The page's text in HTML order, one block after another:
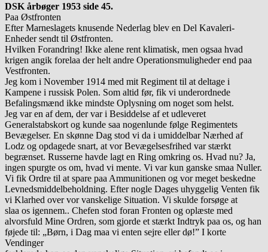
DSK årbøger 1953 side 45.
Paa Østfronten
Efter Marneslagets knusende Nederlag blev en Del Kavaleri-
Enheder sendt til Østfronten.
Hvilken Forandring! Ikke alene rent klimatisk, men ogsaa hvad
krigen angik forelaa der helt andre Operationsmuligheder end paa
Vestfronten.
Jeg kom i November 1914 med mit Regiment til at deltage i
Kampene i russisk Polen. Som altid før, fik vi underordnede
Befalingsmænd ikke mindste Oplysning om noget som helst.
Jeg var en af dem, der var i Besiddelse af et udleveret
Generalstabskort og kunde saa nogenlunde følge Regimentets
Bevægelser. En skønne Dag stod vi da i umiddelbar Nærhed af
Lodz og opdagede snart, at vor Bevægelsesfrihed var stærkt
begrænset. Russerne havde lagt en Ring omkring os. Hvad nu? Ja,
ingen spurgte os om, hvad vi mente. Vi var kun ganske smaa Nuller.
Vi fik Ordre til at spare paa Ammunitionen og vor meget beskedne
Levnedsmiddelbeholdning. Efter nogle Dages uhyggelig Venten fik
vi Klarhed over vor vanskelige Situation. Vi skulde forsøge at
slaa os igennem.. Chefen stod foran Fronten og oplæste med
alvorsfuld Mine Ordren, som gjorde et stærkt Indtryk paa os, og han
føjede til: „Børn, i Dag maa vi enten sejre eller dø!” I korte
Vendinger